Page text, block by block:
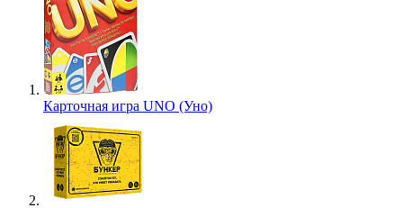
Карточная игра UNO (Уно)